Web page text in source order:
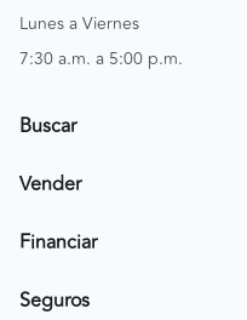
Lunes a Viernes
7:30 a.m. a 5:00 p.m.
Buscar
Encuentra un carro
Vender
Publicar mi vehículo
Financiar
Simular crédito
Seguros